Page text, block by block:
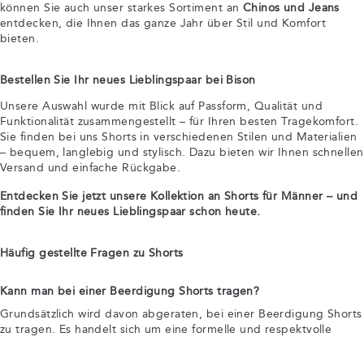
können Sie auch unser starkes Sortiment an Chinos und Jeans
entdecken, die Ihnen das ganze Jahr über Stil und Komfort
bieten.
Bestellen Sie Ihr neues Lieblingspaar bei Bison
Unsere Auswahl wurde mit Blick auf Passform, Qualität und
Funktionalität zusammengestellt – für Ihren besten Tragekomfort.
Sie finden bei uns Shorts in verschiedenen Stilen und Materialien
– bequem, langlebig und stylisch. Dazu bieten wir Ihnen schnellen
Versand und einfache Rückgabe.
Entdecken Sie jetzt unsere Kollektion an Shorts für Männer – und
finden Sie Ihr neues Lieblingspaar schon heute.
Häufig gestellte Fragen zu Shorts
Kann man bei einer Beerdigung Shorts tragen?
Grundsätzlich wird davon abgeraten, bei einer Beerdigung Shorts
zu tragen. Es handelt sich um eine formelle und respektvolle